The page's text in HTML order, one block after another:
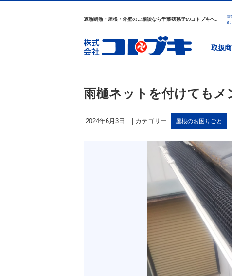
遮熱断熱・屋根・外壁のご相談なら千葉我孫子のコトブキへ。
電
8
取扱
雨樋ネットを付けてもメ
2024年6月3日 カテゴリー: 屋根のお困りごと